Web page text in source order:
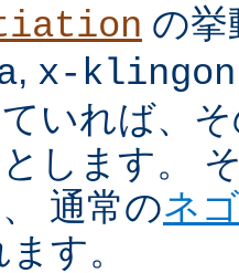
の挙
, x-klingon
いれば、
します。
通常のネ
す。